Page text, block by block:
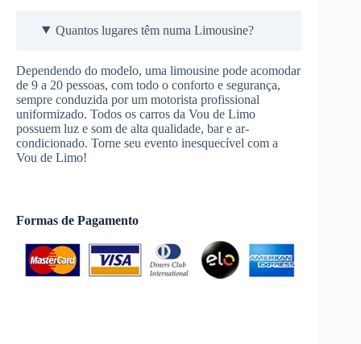
Quantos lugares têm numa Limousine?
Dependendo do modelo, uma limousine pode acomodar
de 9 a 20 pessoas, com todo o conforto e segurança,
sempre conduzida por um motorista profissional
uniformizado. Todos os carros da Vou de Limo
possuem luz e som de alta qualidade, bar e ar-
condicionado. Torne seu evento inesquecível com a
Vou de Limo!
Formas de Pagamento